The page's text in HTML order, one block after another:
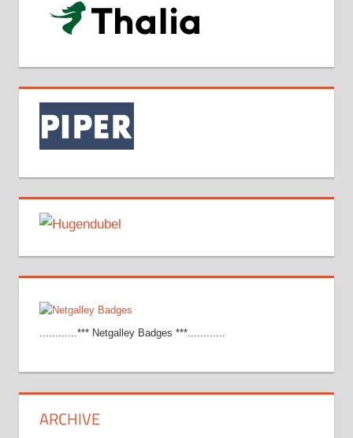
............*** Netgalley Badges ***............
ARCHIVE